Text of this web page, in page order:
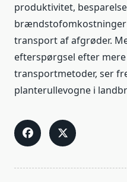
produktivitet,
brændstofomkostninger
transport af afgrøder.
efterspørgsel efter
transportmetoder, ser
planterullevogne i